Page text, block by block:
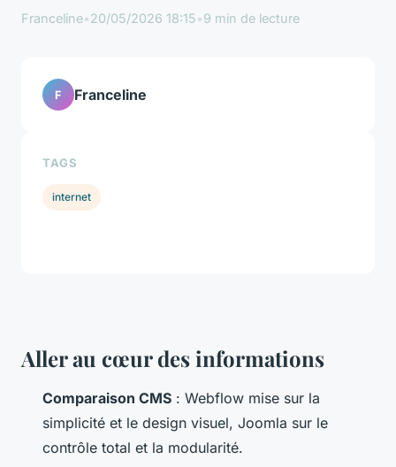
Franceline•20/05/2026 18:15•9 min de lecture
Aller au cœur des informations
Comparaison CMS : Webflow mise sur la
simplicité et le design visuel, Joomla sur le
contrôle total et la modularité.
F Franceline
TAGS
internet